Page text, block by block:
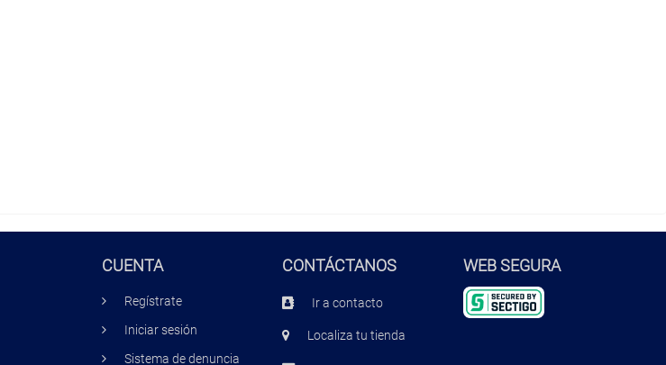
CUENTA
Regístrate
Iniciar sesión
Sistema de denuncia
CONTÁCTANOS
Ir a contacto
Localiza tu tienda
WEB SEGURA